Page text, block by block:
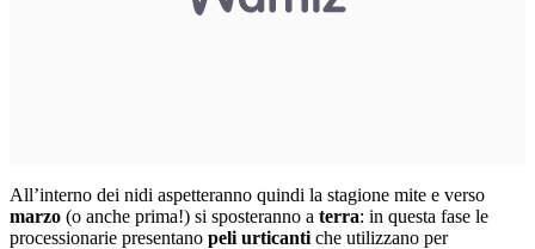
All’interno dei nidi aspetteranno quindi la stagione mite e verso
marzo (o anche prima!) si sposteranno a terra: in questa fase le
processionarie presentano peli urticanti che utilizzano per